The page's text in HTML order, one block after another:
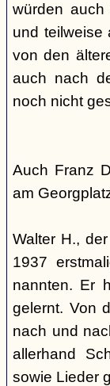
würden
und teilweise
von den
auch nach
noch nicht
Auch Franz
am
Walter H.,
1937
nannten. Er
gelernt. Von
nach und
allerhand
sowie Lieder